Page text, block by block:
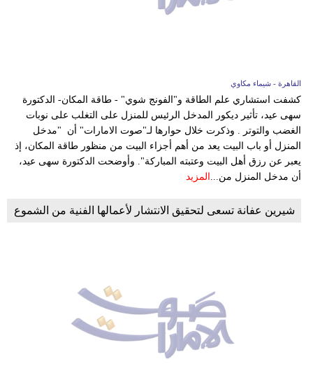
القاهرة - شيماء مكاوي
كشفت استشاري علم الطاقة و"الفونج شوي" - طاقة المكان- الدكتورة
سهى عيد، تأثير ديكور المدخل الرئيس للمنزل على التغلب على نوبات
الغضب والتوتر . وذكرت خلال حوارها لـ"صوت الامارات" أن "مدخل
المنزل أو باب البيت يعد من أهم أجزاء البيت من منظور طاقة المكان، إذ
يعبر عن رزق أهل البيت وعتبته المباركة". وأوضحت الدكتورة سهى عيد،
أن مدخل المنزل من... المزيد
شيرين عفانة تسعى لتحقيق الانتشار لأعمالها الفنية من الشموع